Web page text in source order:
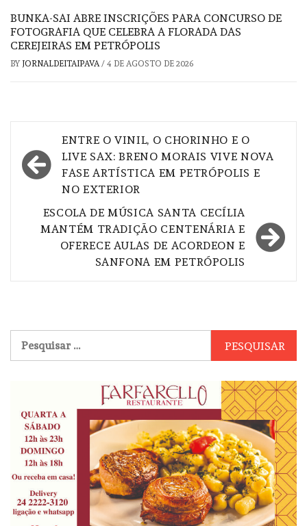
BUNKA-SAI ABRE INSCRIÇÕES PARA CONCURSO DE
FOTOGRAFIA QUE CELEBRA A FLORADA DAS
CEREJEIRAS EM PETRÓPOLIS
BY JORNALDEITAIPAVA/ 4 DE AGOSTO DE 2026
Navegação
de
Post
ENTRE O VINIL, O CHORINHO E O
LIVE SAX: BRENO MORAIS VIVE NOVA
FASE ARTÍSTICA EM PETRÓPOLIS E
NO EXTERIOR
ESCOLA DE MÚSICA SANTA CECÍLIA
MANTÉM TRADIÇÃO CENTENÁRIA E
OFERECE AULAS DE ACORDEON E
SANFONA EM PETRÓPOLIS
por: